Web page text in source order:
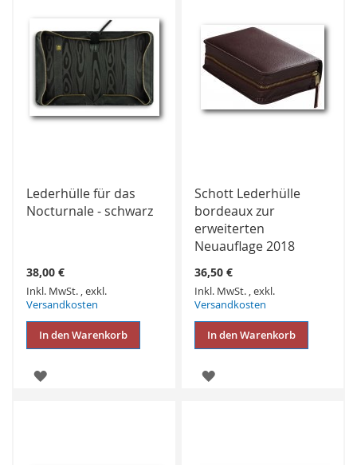
Lederhülle für das
Nocturnale - schwarz
38,00 €
Inkl. MwSt. ,exkl.
Versandkosten
In den Warenkorb
ZUR
Schott Lederhülle
bordeaux zur
erweiterten
Neuauflage 2018
36,50 €
Inkl. MwSt. ,exkl.
Versandkosten
In den Warenkorb
ZUR